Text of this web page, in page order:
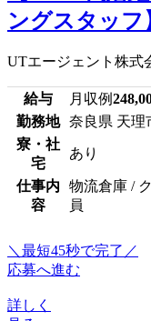
ングスタッ
UTエージェント株式
給与 月収例
勤務地
奈良県 天理
寮・社
宅
あり
仕事内
容
物流倉庫 /
員
＼最短45秒で完了／
応募へ進む
詳しく